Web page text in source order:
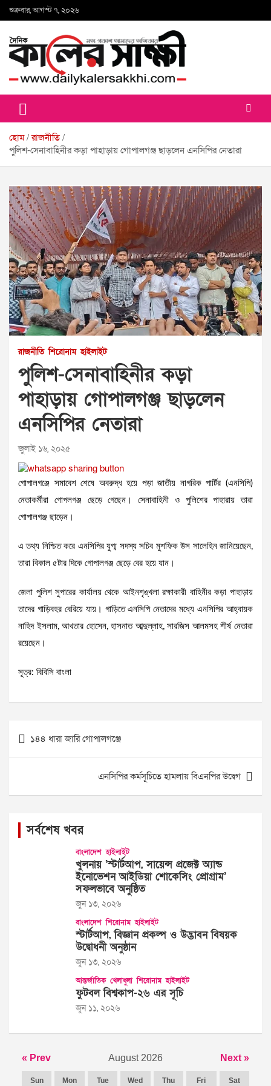
Skip
to
শুক্রবার, আগস্ট ৭, ২০২৬
কালের সাক্ষী
হোম রাজনীতি
পুলিশ-সেনাবাহিনীর কড়া পাহাড়ায় গোপালগঞ্জ ছাড়লেন এনসিপির নেতারা
রাজনীতি শিরোনাম হাইলাইট
পুলিশ-সেনাবাহিনীর কড়া
পাহাড়ায় গোপালগঞ্জ ছাড়লেন
এনসিপির নেতারা
জুলাই ১৬, ২০২৫
গোপালগঞ্জে সমাবেশ শেষে অবরুদ্ধ হয়ে পড়া জাতীয় নাগরিক পার্টির (এনসিপি)
নেতাকর্মীরা গোপলগঞ্জ ছেড়ে গেছেন। সেনাবাহিনী ও পুলিশের পাহারায় তারা
গোপালগঞ্জ ছাড়েন।
এ তথ্য নিশ্চিত করে এনসিপির যুগ্ম সদস্য সচিব মুশফিক উস সালেহিন জানিয়েছেন,
তারা বিকাল ৫টার দিকে গোপালগঞ্জ ছেড়ে বের হয়ে যান।
জেলা পুলিশ সুপারের কার্যালয় থেকে আইনশৃঙ্খলা রক্ষাকারী বাহিনীর কড়া পাহাড়ায়
তাদের গাড়িবহর বেরিয়ে যায়। গাড়িতে এনসিপি নেতাদের মধ্যে এনসিপির আহ্বায়ক
নাহিদ ইসলাম, আখতার হোসেন, হাসনাত আব্দুল্লাহ, সারজিস আলমসহ শীর্ষ নেতারা
রয়েছেন।
সূত্র: বিবিসি বাংলা
Post
navigation
১৪৪ ধারা জারি গোপালগঞ্জে
এনসিপির কর্মসূচিতে হামলায় বিএনপির উদ্বেগ
সর্বশেষ খবর
বাংলাদেশ হাইলাইট
খুলনায় ‘স্টার্টআপ, সায়েন্স প্রজেক্ট অ্যান্ড
ইনোভেশন আইডিয়া শোকেসিং প্রোগ্রাম’
সফলভাবে অনুষ্ঠিত
জুন ১৩, ২০২৬
বাংলাদেশ শিরোনাম হাইলাইট
স্টার্টআপ, বিজ্ঞান প্রকল্প ও উদ্ভাবন বিষয়ক
উদ্বোধনী অনুষ্ঠান
জুন ১৩, ২০২৬
আন্তর্জাতিক খেলাধুলা শিরোনাম হাইলাইট
ফুটবল বিশ্বকাপ-২৬ এর সূচি
জুন ১১, ২০২৬
« Prev August 2026 Next »
Sun Mon Tue Wed Thu Fri Sat